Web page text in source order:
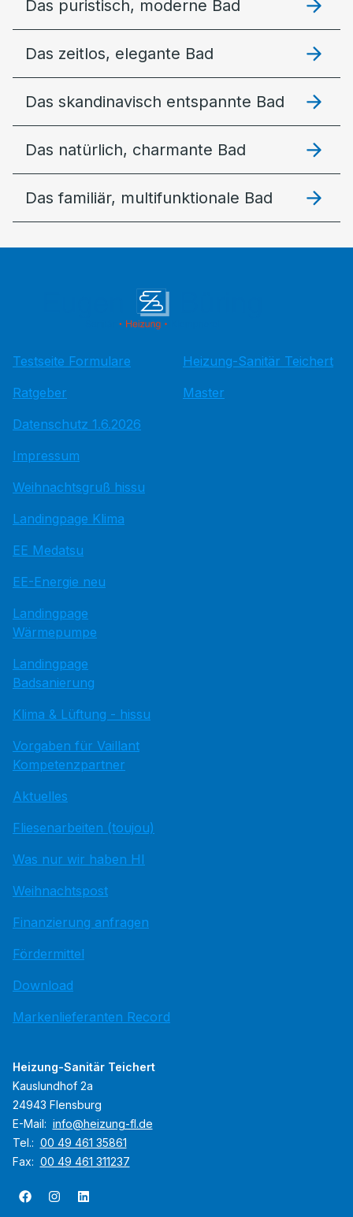
Das puristisch, moderne Bad
Das zeitlos, elegante Bad
Das skandinavisch entspannte Bad
Das natürlich, charmante Bad
Das familiär, multifunktionale Bad
Testseite Formulare
Ratgeber
Datenschutz 1.6.2026
Impressum
Weihnachtsgruß hissu
Landingpage Klima
EE Medatsu
EE-Energie neu
Landingpage
Wärmepumpe
Landingpage
Badsanierung
Klima & Lüftung - hissu
Vorgaben für Vaillant
Kompetenzpartner
Aktuelles
Fliesenarbeiten (toujou)
Was nur wir haben HI
Weihnachtspost
Finanzierung anfragen
Fördermittel
Download
Markenlieferanten Record
Heizung-Sanitär Teichert
Master
Heizung-Sanitär Teichert
Kauslundhof 2a
24943 Flensburg
E-Mail: info@heizung-fl.de
Tel.: 00 49 461 35861
Fax: 00 49 461 311237